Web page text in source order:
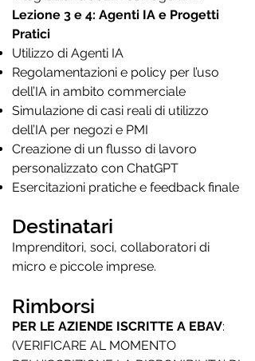
Lezione 3 e 4: Agenti IA e Progetti
Pratici
Utilizzo di Agenti IA
Regolamentazioni e policy per l’uso
dell’IA in ambito commerciale
Simulazione di casi reali di utilizzo
dell’IA per negozi e PMI
Creazione di un flusso di lavoro
personalizzato con ChatGPT
Esercitazioni pratiche e feedback finale
Destinatari
Imprenditori, soci, collaboratori di
micro e piccole imprese.
Rimborsi
PER LE AZIENDE ISCRITTE A EBAV:
(VERIFICARE AL MOMENTO